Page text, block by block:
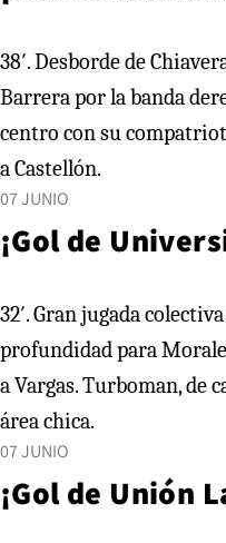
38′. Desborde de Chiaverano, que le gana a Fernández y
Barrera por la banda
centro con su
a Castellón.
07 JUNIO
¡Gol de
32′. Gran jugada colectiva de la U. Charles jugó en
profundidad para
a Vargas. Turboman, de
área chica.
07 JUNIO
¡Gol de Unión